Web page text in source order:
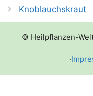
Knoblauchskraut
© Heilpflanzen-
·